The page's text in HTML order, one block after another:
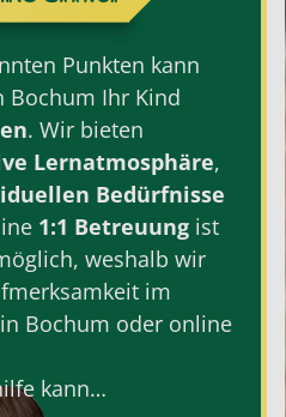
Punkten kann
Bochum Ihr Kind
. Wir bieten
Lernatmosphäre,
Bedürfnisse
1:1 Betreuung ist
weshalb wir
im
Bochum oder online
kann…